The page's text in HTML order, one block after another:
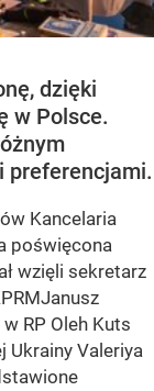
dzięki
w Polsce.
preferencjami.
Kancelaria
poświęcona
wzięli sekretarz
RP Oleh Kuts
Ukrainy Valeriya